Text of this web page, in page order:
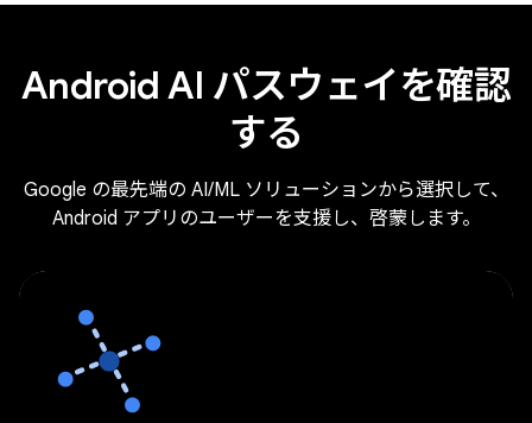
Android AI パスウェイを確認
する
Google の最先端の AI/ML ソリューションから選択して、
Android アプリのユーザーを支援し、啓蒙します。